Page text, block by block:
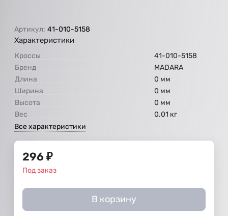
Артикул: 41-010-5158
Характеристики
Кроссы
41-010-5158
Бренд
МАDARA
Длина
0 мм
Ширина
0 мм
Высота
0 мм
Вес
0.01 кг
Все характеристики
296 ₽
Под заказ
В корзину